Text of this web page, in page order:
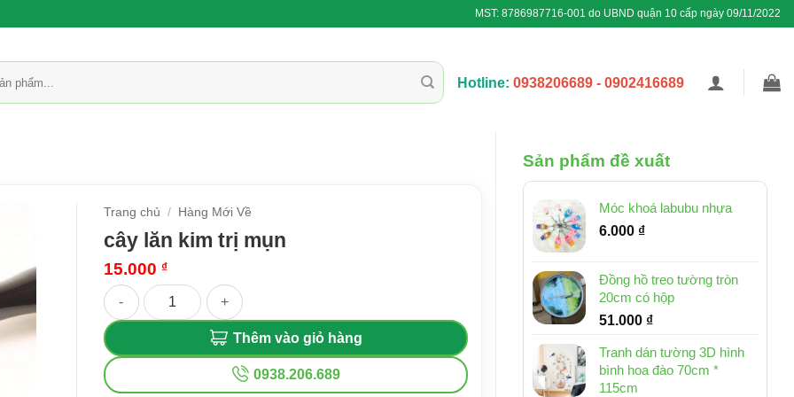
MST: 8786987716-001 do UBND quận 10 cấp ngày 09/11/2022
Hotline: 0938206689 - 0902416689
Sản phẩm đề xuất
Móc khoá labubu nhựa
6.000 ₫
Đồng hồ treo tường tròn
20cm có hộp
51.000 ₫
Tranh dán tường 3D hình
bình hoa đào 70cm *
115cm
Trang chủ / Hàng Mới Về
cây lăn kim trị mụn
15.000 ₫
cây lăn kim trị mụn số lượng
Thêm vào giỏ hàng
0938.206.689